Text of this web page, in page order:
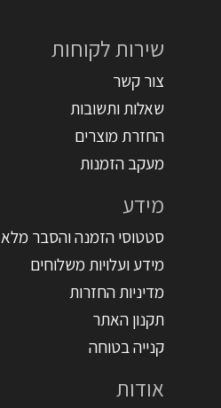
שירות לקוחות
צור קשר
שאלות ותשובות
החזרת מוצרים
מעקב הזמנות
מידע
סטטוסי הזמנה והסבר מלא
מידע ועלויות משלוחים
מדיניות החזרות
תקנון האתר
קנייה בטוחה
אודות